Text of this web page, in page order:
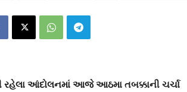
રહેલા આંદોલનમાં આજે આઠમા તબક્કાની ચર્ચા